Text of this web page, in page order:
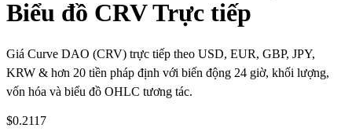
Biểu đồ CRV Trực tiếp
Giá Curve DAO (CRV) trực tiếp theo USD, EUR, GBP, JPY,
KRW & hơn 20 tiền pháp định với biến động 24 giờ, khối lượng,
vốn hóa và biểu đồ OHLC tương tác.
$0.2117